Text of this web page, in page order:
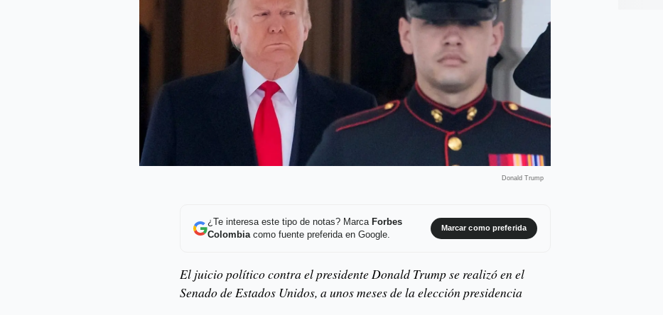
Donald Trump
¿Te interesa este tipo de notas? Marca Forbes
Colombiacomo fuente preferida en Google.
Marcar como preferida
El juicio político contra el presidente Donald Trump se realizó en el
Senado de Estados Unidos, a unos meses de la elección presidencia